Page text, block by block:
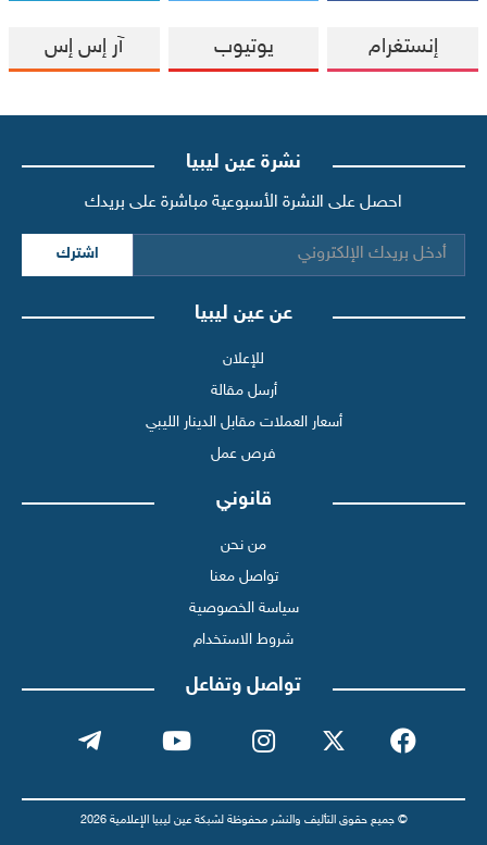
إنستغرام يوتيوب آر إس إس
نشرة عين ليبيا
احصل على النشرة الأسبوعية مباشرة على بريدك
اشترك
عن عين ليبيا
للإعلان
أرسل مقالة
أسعار العملات مقابل الدينار الليبي
فرص عمل
قانوني
من نحن
تواصل معنا
سياسة الخصوصية
شروط الاستخدام
تواصل وتفاعل
© جميع حقوق التأليف والنشر محفوظة لشبكة عين ليبيا الإعلامية 2026